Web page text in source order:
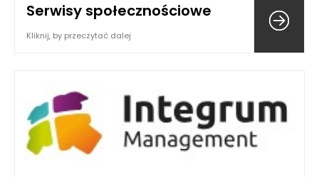
Serwisy społecznościowe
Kliknij, by przeczytać dalej